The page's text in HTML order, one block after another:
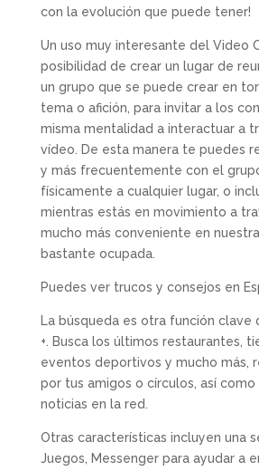
con la evolución que puede tener!
Un uso muy interesante del Video
posibilidad de crear un lugar de
un grupo que se puede crear en
tema o afición, para invitar a los
misma mentalidad a interactuar a
vídeo. De esta manera te puedes
y más frecuentemente con el
físicamente a cualquier lugar, o
mientras estás en movimiento a
mucho más conveniente en
bastante ocupada.
Puedes ver trucos y consejos en
La búsqueda es otra función clave
+. Busca los últimos restaurantes,
eventos deportivos y mucho más,
por tus amigos o círculos, así como
noticias en la red.
Otras características incluyen una
Juegos, Messenger para ayudar a